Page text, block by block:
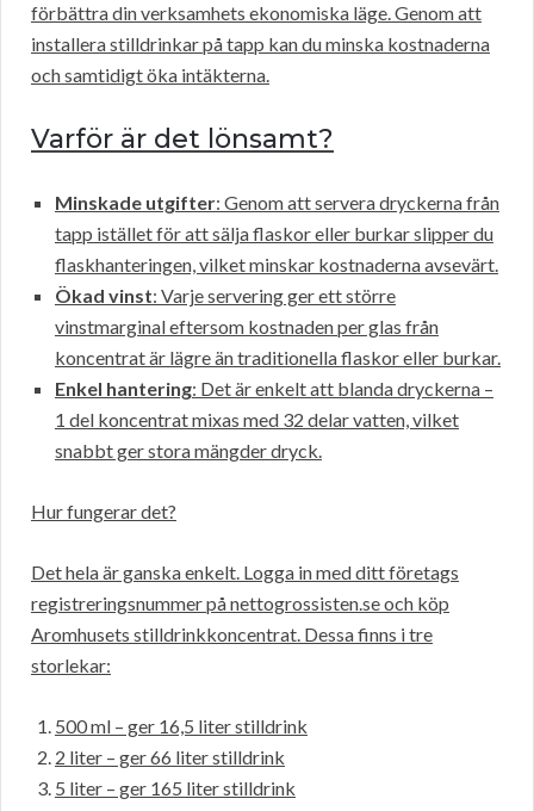
förbättra din verksamhets ekonomiska läge. Genom att
installera stilldrinkar på tapp kan du minska kostnaderna
och samtidigt öka intäkterna.
Varför är det lönsamt?
Minskade utgifter: Genom att servera dryckerna från
tapp istället för att sälja flaskor eller burkar slipper du
flaskhanteringen, vilket minskar kostnaderna avsevärt.
Ökad vinst: Varje servering ger ett större
vinstmarginal eftersom kostnaden per glas från
koncentrat är lägre än traditionella flaskor eller burkar.
Enkel hantering: Det är enkelt att blanda dryckerna –
1 del koncentrat mixas med 32 delar vatten, vilket
snabbt ger stora mängder dryck.
Hur fungerar det?
Det hela är ganska enkelt. Logga in med ditt företags
registreringsnummer på nettogrossisten.se och köp
Aromhusets stilldrinkkoncentrat. Dessa finns i tre
storlekar:
500 ml – ger 16,5 liter stilldrink
2 liter – ger 66 liter stilldrink
5 liter – ger 165 liter stilldrink